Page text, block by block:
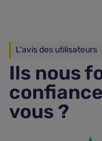
L'avis des utilisateurs
Ils nous
vous ?